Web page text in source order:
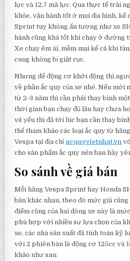
lực và 12,7 mã lực. Qua thực tế trải
khỏe, vận hành tốt ở mọi địa hình, kể
Sprint tuy không ấn tượng như xe
hành cũng khá tốt khi chạy ở đường
Xe chạy êm ái, mềm mại kể cả khi
cung không bị giật cục.
Nhưng để động cơ khởi động thì
về phần ắc quy của xe nhé. Nếu mới
từ 2-3 năm thì cần phải thay bình
thời gian bạn chạy đủ lâu hay chưa
vẻ yếu thì đã tới lúc bạn cần thay
thể tham khảo các loại ắc quy từ
Vespa tại địa chỉ acquyvietnhat.vn
cho sản phẩm ắc quy nên bạn hãy
So sánh về giá bán
Mỗi hãng Vespa Sprint hay Honda
bản khác nhau, theo đó mức giá
điểm cộng của hai dòng xe này là
phù hợp với nhiều sự lựa chọn của
xe, các nhà sản xuất đã tính toán kỹ
với 2 phiên bàn là động cơ 125cc và
khảo như sau: